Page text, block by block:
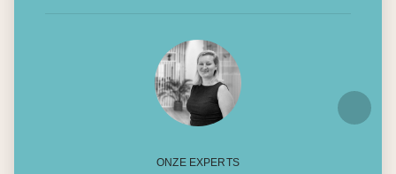
ONZE EXPERTS